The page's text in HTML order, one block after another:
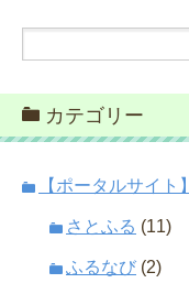
カテゴリー
【ポータルサイト】
さとふる (11)
ふるなび (2)